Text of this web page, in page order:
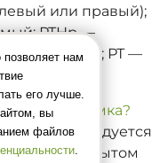
или правый);
РТНр —
вниз; РТ —
или без замка?
рекомендуется
На открытом
нам
его лучше.
вы
файлов
.